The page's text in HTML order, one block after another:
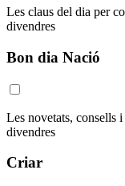
Les claus del dia per
divendres
Bon dia Nació
Les novetats, consells
divendres
Criar